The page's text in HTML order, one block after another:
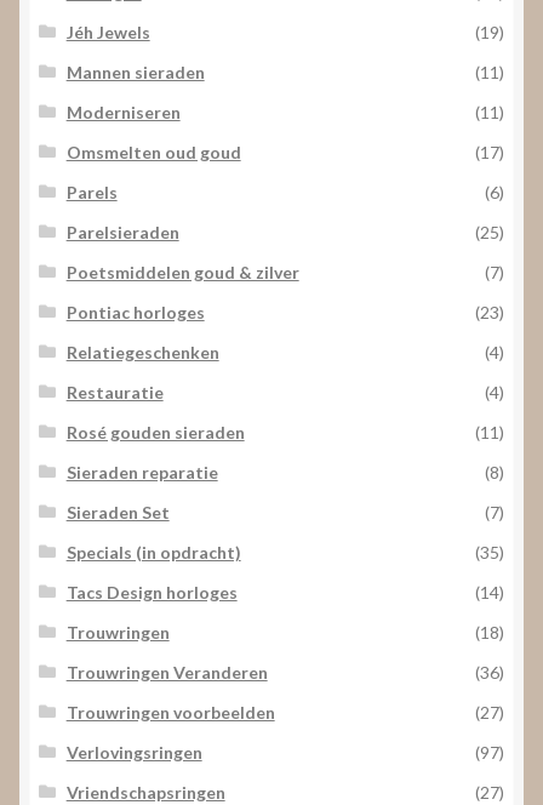
Jéh Jewels
(19)
Mannen sieraden
(11)
Moderniseren
(11)
Omsmelten oud goud
(17)
Parels
(6)
Parelsieraden
(25)
Poetsmiddelen goud & zilver
(7)
Pontiac horloges
(23)
Relatiegeschenken
(4)
Restauratie
(4)
Rosé gouden sieraden
(11)
Sieraden reparatie
(8)
Sieraden Set
(7)
Specials (in opdracht)
(35)
Tacs Design horloges
(14)
Trouwringen
(18)
Trouwringen Veranderen
(36)
Trouwringen voorbeelden
(27)
Verlovingsringen
(97)
Vriendschapsringen
(27)